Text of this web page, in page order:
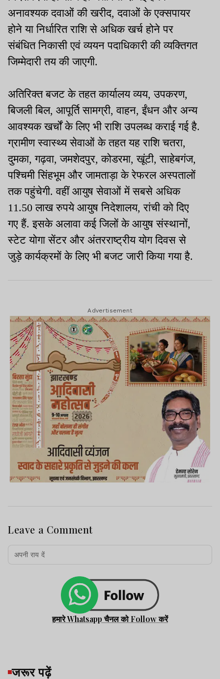
अनावश्यक दवाओं की खरीद, दवाओं के एक्सपायर
होने या निर्धारित राशि से अधिक खर्च होने पर
संबंधित निकासी एवं व्ययन पदाधिकारी की व्यक्तिगत
जिम्मेदारी तय की जाएगी.
अतिरिक्त बजट के तहत कार्यालय व्यय, उपकरण,
बिजली बिल, आपूर्ति सामग्री, वाहन, ईंधन और अन्य
आवश्यक खर्चों के लिए भी राशि उपलब्ध कराई गई है.
ग्रामीण स्वास्थ्य सेवाओं के तहत यह राशि चतरा,
दुमका, गढ़वा, जमशेदपुर, कोडरमा, खूंटी, साहेबगंज,
पश्चिमी सिंहभूम और जामताड़ा के रेफरल अस्पतालों
तक पहुंचेगी. वहीं आयुष सेवाओं में सबसे अधिक
11.50 लाख रुपये आयुष निदेशालय, रांची को दिए
गए हैं. इसके अलावा कई जिलों के आयुष संस्थानों,
स्टेट योगा सेंटर और अंतरराष्ट्रीय योग दिवस से
जुड़े कार्यक्रमों के लिए भी बजट जारी किया गया है.
Advertisement
Leave a Comment
हमारे Whatsapp चैनल को Follow करें
जरूर पढ़ें